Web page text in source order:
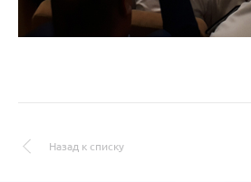
Назад к списку